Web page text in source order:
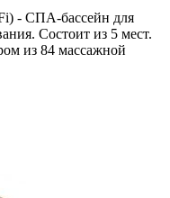
- СПА-бассейн для
Состоит из 5 мест.
из 84 массажной